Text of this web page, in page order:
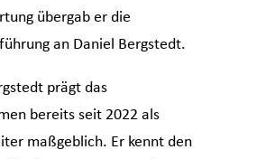
übergab er die
an Daniel Bergstedt.
prägt das
bereits seit 2022 als
maßgeblich. Er kennt den